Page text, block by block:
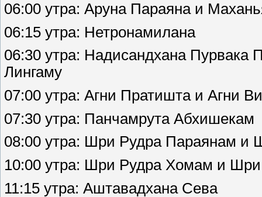
06:00 утра: Аруна Параяна и
06:15 утра: Нетронамилана
06:30 утра: Надисандхана
Лингаму
07:00 утра: Агни Пратишта и Агни
07:30 утра: Панчамрута Абхишекам
08:00 утра: Шри Рудра Параянам
10:00 утра: Шри Рудра Хомам и
11:15 утра: Аштавадхана Сева